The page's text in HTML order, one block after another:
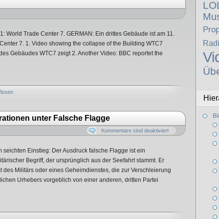
World Trade Center 7. GERMAN: Ein drittes Gebäude ist am 11.
7. 1. Video showing the collapse of the Building WTC7
Gebäudes WTC7 zeigt 2. Another Video: BBC reportet the
unter Falsche Flagge
Kommentare sind deaktiviert
Einstieg: Der Ausdruck falsche Flagge ist ein
Begriff, der ursprünglich aus der Seefahrt stammt. Er
Militärs oder eines Geheimdienstes, die zur Verschleierung
Urhebers vorgeblich von einer anderen, dritten Partei